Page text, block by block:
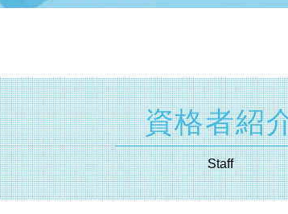
法人化 メリット
有限責任 とは
商号 とは
本店 所在地 とは
起業 資本金
無限責任 とは
増資 手続き
遺産分割協議書 とは
相続 兄弟
公正 証書 遺言
遺言書 効力 期間
遺産 分割
相続 基礎 控除
相続税 対象
資格者紹
Staff